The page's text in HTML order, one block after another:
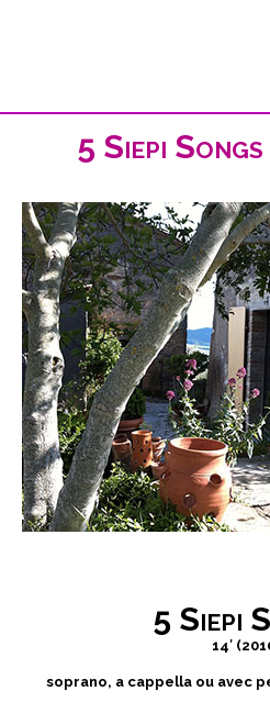
5 Siepi
5 Siepi
14′
soprano, a cappella ou avec